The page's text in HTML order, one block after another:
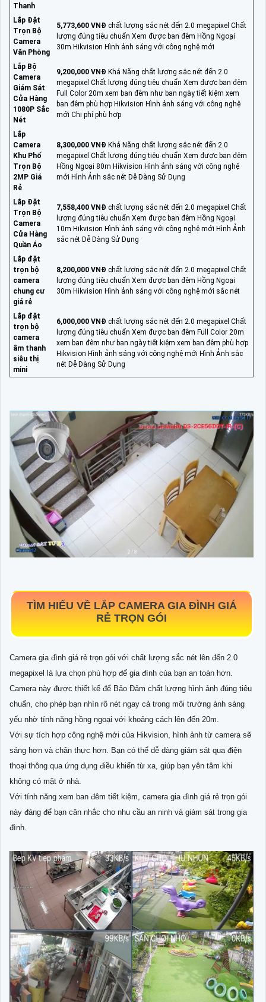
Thanh
Lắp Đặt
Trọn Bộ
Camera
Văn Phòng
5,773,600 VNĐ chất lượng sắc nét đến 2.0 megapixel Chất
lượng đúng tiêu chuẩn Xem được ban đêm Hồng Ngoại
30m Hikvision Hình ảnh sáng với công nghệ mới
Lắp Bộ
Camera
Giám Sát
Cửa Hàng
1080P Sắc
Nét
9,200,000 VNĐ Khả Năng chất lượng sắc nét đến 2.0
megapixel Chất lượng đúng tiêu chuẩn Xem được ban đêm
Full Color 20m xem ban đêm như ban ngày tiết kiệm xem
ban đêm phù hợp Hikvision Hình ảnh sáng với công nghệ
mới Chi phí phù hợp
Lắp
Camera
Khu Phố
Trọn Bộ
2MP Giá
Rẻ
8,300,000 VNĐ Khả Năng chất lượng sắc nét đến 2.0
megapixel Chất lượng đúng tiêu chuẩn Xem được ban đêm
Hồng Ngoại 80m Hikvision Hình ảnh sáng với công nghệ
mới Hình Ảnh sắc nét Dễ Dàng Sử Dụng
Lắp Đặt
Trọn Bộ
Camera
Cửa Hàng
Quần Áo
7,558,400 VNĐ chất lượng sắc nét đến 2.0 megapixel Chất
lượng đúng tiêu chuẩn Xem được ban đêm Hồng Ngoại
10m Hikvision Hình ảnh sáng với công nghệ mới Hình Ảnh
sắc nét Dễ Dàng Sử Dụng
Lắp đặt
trọn bộ
camera
chung cư
giá rẻ
8,200,000 VNĐ chất lượng sắc nét đến 2.0 megapixel Chất
lượng đúng tiêu chuẩn Xem được ban đêm Hồng Ngoại
30m Hikvision Hình ảnh sáng với công nghệ mới sắc nét
Lắp đặt
trọn bộ
camera
âm thanh
siêu thị
mini
6,000,000 VNĐ chất lượng sắc nét đến 2.0 megapixel Chất
lượng đúng tiêu chuẩn Xem được ban đêm Full Color 20m
xem ban đêm như ban ngày tiết kiệm xem ban đêm phù hợp
Hikvision Hình ảnh sáng với công nghệ mới Hình Ảnh sắc
nét Dễ Dàng Sử Dụng
TÌM HIỂU VỀ LẮP CAMERA GIA ĐÌNH GIÁ
RẺ TRỌN GÓI
Camera gia đình giá rẻ trọn gói với chất lượng sắc nét lên đến 2.0
megapixel là lựa chọn phù hợp để gia đình của bạn an toàn hơn.
Camera này được thiết kế để Bảo Đảm chất lượng hình ảnh đúng tiêu
chuẩn, cho phép bạn nhìn rõ nét ngay cả trong môi trường ánh sáng
yếu nhờ tính năng hồng ngoại với khoảng cách lên đến 20m.
Với sự tích hợp công nghệ mới của Hikvision, hình ảnh từ camera sẽ
sáng hơn và chân thực hơn. Bạn có thể dễ dàng giám sát qua điện
thoại thông qua ứng dụng điều khiển từ xa, giúp bạn yên tâm khi
không có mặt ở nhà.
Với tính năng xem ban đêm tiết kiệm, camera gia đình giá rẻ trọn gói
này đáng để bạn cân nhắc cho nhu cầu an ninh và giám sát trong gia
đình.